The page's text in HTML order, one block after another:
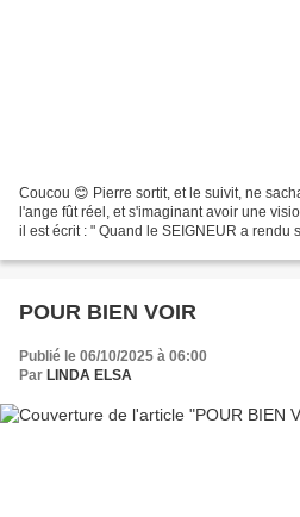
Coucou 😊 Pierre sortit, et le suivit, ne
l'ange fût réel, et s'imaginant avoir une
il est écrit : " Quand le SEIGNEUR a rendu
POUR BIEN VOIR
Publié le 06/10/2025 à 06:00
Par LINDA ELSA